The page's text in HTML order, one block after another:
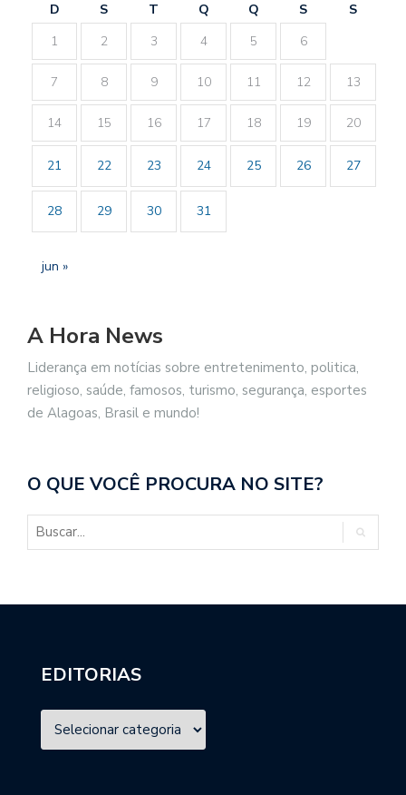
D S T Q Q S
S
1
2 3 4 5 6
7 8 9 10 11 12 13
14 15 16 17 18 19 20
21 22 23 24 25 26 27
28 29 30 31
jun »
A Hora News
Liderança em notícias sobre entretenimento, politica,
religioso, saúde, famosos, turismo, segurança, esportes
de Alagoas, Brasil e mundo!
O QUE VOCÊ PROCURA NO SITE?
EDITORIAS